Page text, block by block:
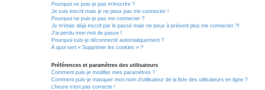
Pourquoi ne puis-je pas m’inscrire ?
Je suis inscrit mais je ne peux pas me connecter !
Pourquoi ne puis-je pas me connecter ?
Je m’étais déjà inscrit par le passé mais ne peux à présent plus me connecter ?!
J’ai perdu mon mot de passe !
Pourquoi suis-je déconnecté automatiquement ?
À quoi sert « Supprimer les cookies » ?
Préférences et paramètres des utilisateurs
Comment puis-je modifier mes paramètres ?
Comment puis-je masquer mon nom d’utilisateur de la liste des utilisateurs en ligne ?
L’heure n’est pas correcte !